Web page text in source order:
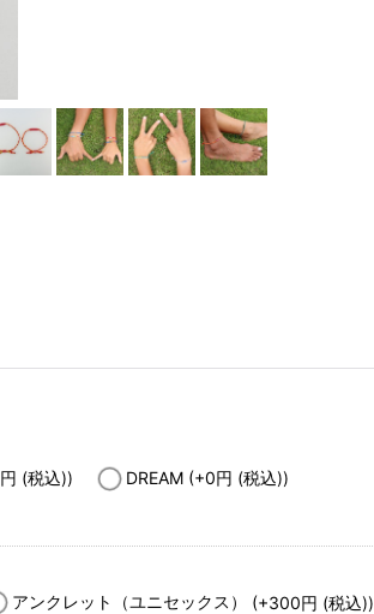
円 (税込)) DREAM (+0円 (税込))
アンクレット（ユニセックス） (+300円 (税込))